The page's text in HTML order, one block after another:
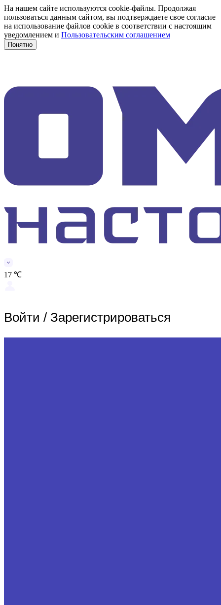
На нашем сайте используются cookie-файлы. Продолжая
пользоваться данным сайтом, вы подтверждаете свое согласие
на использование файлов cookie в соответствии с настоящим
уведомлением и Пользовательским соглашением
Понятно
17 ℃
Войти / Зарегистрироваться